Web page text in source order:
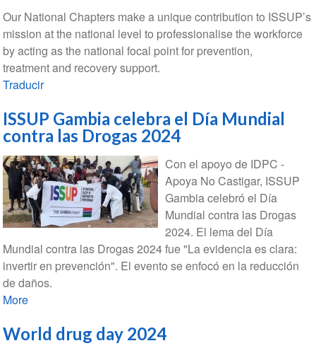
Our National Chapters make a unique contribution to ISSUP’s
mission at the national level to professionalise the workforce
by acting as the national focal point for prevention,
treatment and recovery support.
Traducir
ISSUP Gambia celebra el Día Mundial
contra las Drogas 2024
Con el apoyo de IDPC -
Apoya No Castigar, ISSUP
Gambia celebró el Día
Mundial contra las Drogas
2024. El lema del Día
Mundial contra las Drogas 2024 fue "La evidencia es clara:
invertir en prevención". El evento se enfocó en la reducción
de daños.
More
World drug day 2024